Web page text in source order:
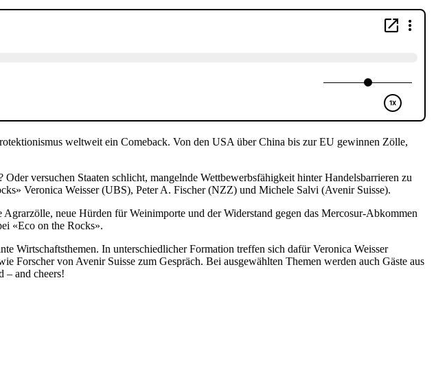
weltweit ein Comeback. Von den USA über China bis zur EU gewinnen Zölle,
versuchen Staaten schlicht, mangelnde Wettbewerbsfähigkeit hinter Handelsbarrieren zu
Veronica Weisser (UBS), Peter A. Fischer (NZZ) und Michele Salvi (Avenir Suisse).
neue Hürden für Weinimporte und der Widerstand gegen das Mercosur-Abkommen
«Eco on the Rocks».
Wirtschaftsthemen. In unterschiedlicher Formation treffen sich dafür Veronica Weisser
von Avenir Suisse zum Gespräch. Bei ausgewählten Themen werden auch Gäste aus
– and cheers!